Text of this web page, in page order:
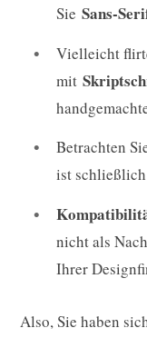
Sie Sans-
Vielleicht
mit
Betrachten
ist
nicht als
Ihrer
Also, Sie haben